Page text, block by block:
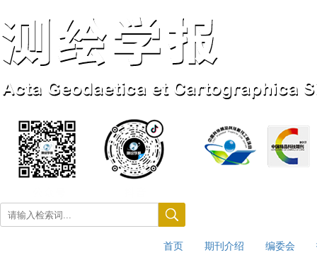
首页 期刊介绍 编委会